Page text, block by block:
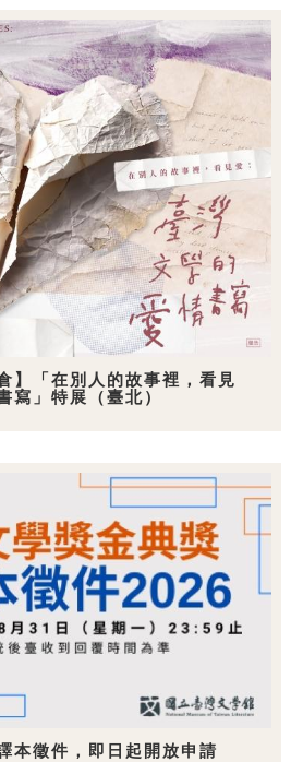
】「在別人的故事裡，看見
寫」特展（臺北）
本徵件，即日起開放申請